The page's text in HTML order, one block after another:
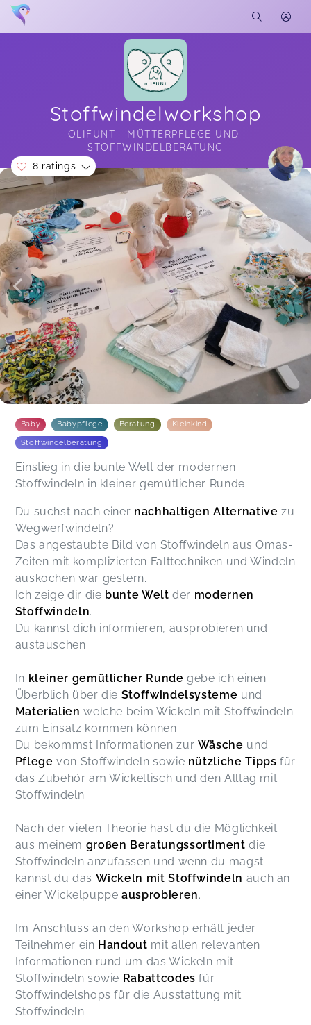
Stoffwindelworkshop
OLIFUNT - MÜTTERPFLEGE UND
STOFFWINDELBERATUNG
Soon you will learn more about me here...
8 ratings
Luisa,May 19
Wir haben den Stoffwindel-Workshop von
Rebecca aufgesucht und können diesen nur
empfehlen. Rebecca hat uns die verschiedenen
Modelle und Materialien vorgestellt. Außerdem
hatten wir Gelegenheit an einer Puppe das
Wickeln selber zu testen. Rebecca ist auf all
unsere Fragen eingegangen und wir sind nun
bereit die Stoffwindeln (Mietpaket für
Neugeborene) zu testen. Wir hatten einen sehr
angenehmen Workshop!
Rebeccas Input war super hilfreich, um in dem
Überblick zu bekommen. Wir konnten alle
Stoffwindeln direkt anfassen und an einer
empfehlenswert für jede:n, der/die überlegt, mit
Stoff zu windeln.
Emilia, Feb 16
Katharina,Sep 28
Der Kurs war super! Ich wunderte mich erst,
dem Kurs festzustellen, dass ich gar nicht
gemerkt habe, wie schnell die Zeit vergangen ist.
Der Kurs ist gut aufgebaut, um bei der Masse an
Angeboten ein Grundverständnis aufzubauen.
Ausprobieren kann man auch mit den Sachen
(Windel zusammenpacken), die da sind. Am Ende
überlegt man auch zusammen, was für das
eigene Kind am besten passt und wie das
Testpaket aussehen könnte.
Ein sehr informativer und kurzweiliger Workshop!
Ideale Entscheidungsgrundlage für die Frage, ob
Stoffwindeln oder nicht. Rebecca stellt alle
wichtigen Systeme vor und man hat viel Zeit für
Fragen und zum Ausprobieren. Sie bietet auch
Anja,
Rebecca ist unglaublich kompetent und herzlich.
Sie gibt Raum zum Entdecken und hilft weiter bei
Fragen. Ihre Arbeit ist sehr wertvoll und sie führt
sie mit Leidenschaft aus. Vielen lieben Dank.
Baby Babypflege Beratung Kleinkind
Stoffwindelberatung
Einstieg in die bunte Welt der modernen
Stoffwindeln in kleiner gemütlicher Runde.
Du suchst nach einer nachhaltigen Alternative zu
Wegwerfwindeln?
Das angestaubte Bild von Stoffwindeln aus Omas-
Zeiten mit komplizierten Falttechniken und Windeln
auskochen war gestern.
Ich zeige dir die bunte Weltder modernen
Stoffwindeln.
Du kannst dich informieren, ausprobieren und
austauschen.
In kleiner gemütlicher Runde gebe ich einen
Überblich über die Stoffwindelsysteme und
Materialienwelche beim Wickeln mit Stoffwindeln
zum Einsatz kommen können.
Du bekommst Informationen zur Wäsche und
Pflegevon Stoffwindeln sowie nützliche Tipps für
das Zubehör am Wickeltisch und den Alltag mit
Stoffwindeln.
Nach der vielen Theorie hast du die Möglichkeit
aus meinem großen Beratungssortiment die
Stoffwindeln anzufassen und wenn du magst
kannst du das Wickeln mit Stoffwindeln auch an
einer Wickelpuppeausprobieren.
Im Anschluss an den Workshop erhält jeder
Teilnehmer ein Handout mit allen relevanten
Informationen rund um das Wickeln mit
Stoffwindeln sowie Rabattcodes für
Stoffwindelshops für die Ausstattung mit
Stoffwindeln.